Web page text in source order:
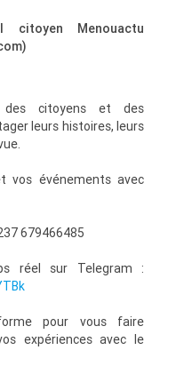
Menouactu
des citoyens et des
leurs histoires, leurs
vos événements avec
679466485
réel sur Telegram :
pour vous faire
expériences avec le